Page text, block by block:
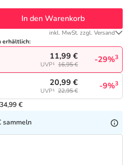
In den Warenkorb
inkl. MwSt. zzgl. Versand
erhältlich:
11,99 €
UVP¹ 16,95 € -29%3
20,99 €
UVP¹ 22,95 € -9%3
€
sammeln